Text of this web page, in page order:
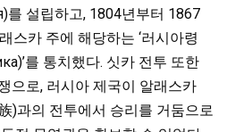
를 설립하고, 1804년부터 1867
스카 주에 해당하는 ‘러시아령
를 통치했다. 싯카 전투 또한
으로, 러시아 제국이 알래스카
)과의 전투에서 승리를 거둠으로